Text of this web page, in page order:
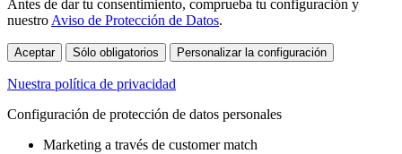
Antes de dar tu consentimiento, comprueba tu configuración y
nuestro Aviso de Protección de Datos.
Aceptar Sólo obligatorios Personalizar la configuración
Nuestra política de privacidad
Configuración de protección de datos personales
Marketing a través de customer match